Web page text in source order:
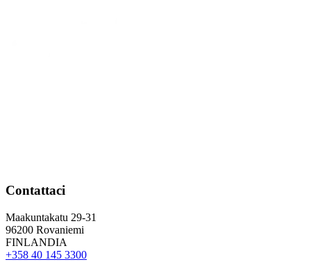
Contattaci
Maakuntakatu 29-31
96200 Rovaniemi
FINLANDIA
+358 40 145 3300